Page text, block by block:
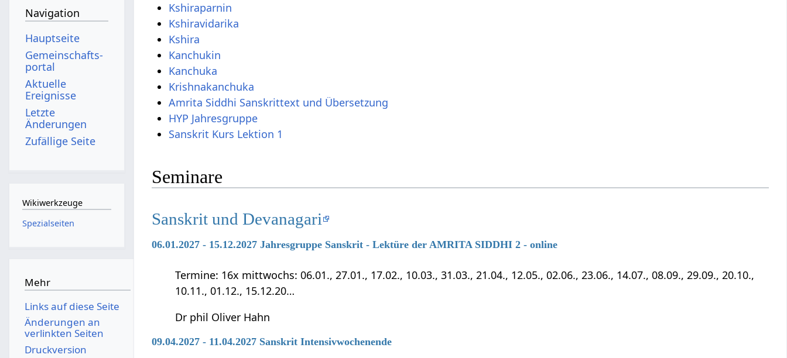
Kshiraparnin
Kshiravidarika
Kshira
Kanchukin
Kanchuka
Krishnakanchuka
Amrita Siddhi Sanskrittext und Übersetzung
HYP Jahresgruppe
Sanskrit Kurs Lektion 1
Seminare
Sanskrit und Devanagari
06.01.2027 - 15.12.2027 Jahresgruppe Sanskrit - Lektüre der AMRITA SIDDHI 2 - online
Termine: 16x mittwochs: 06.01., 27.01., 17.02., 10.03., 31.03., 21.04., 12.05., 02.06., 23.06., 14.07., 08.09., 29.09., 20.10.,
10.11., 01.12., 15.12.20…
Dr phil Oliver Hahn
09.04.2027 - 11.04.2027 Sanskrit Intensivwochenende
Navigation
Hauptseite
Gemeinschafts­
portal
Aktuelle
Ereignisse
Letzte
Änderungen
Zufällige Seite
Wikiwerkzeuge
Spezialseiten
Mehr
Links auf diese Seite
Änderungen an
verlinkten Seiten
Druckversion